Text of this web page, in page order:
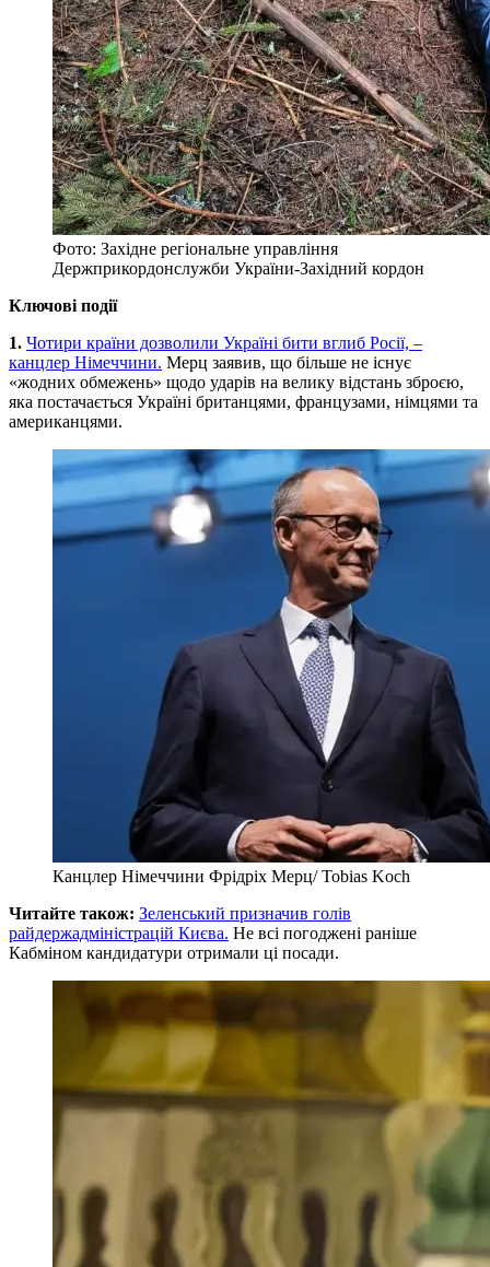
Фото: Західне регіональне управління
Держприкордонслужби України-Західний кордон
Ключові події
1. Чотири країни дозволили Україні бити вглиб Росії, –
канцлер Німеччини. Мерц заявив, що більше не існує
«жодних обмежень» щодо ударів на велику відстань зброєю,
яка постачається Україні британцями, французами, німцями та
американцями.
Канцлер Німеччини Фрідріх Мерц/ Tobias Koch
Читайте також: Зеленський призначив голів
райдержадміністрацій Києва. Не всі погоджені раніше
Кабміном кандидатури отримали ці посади.